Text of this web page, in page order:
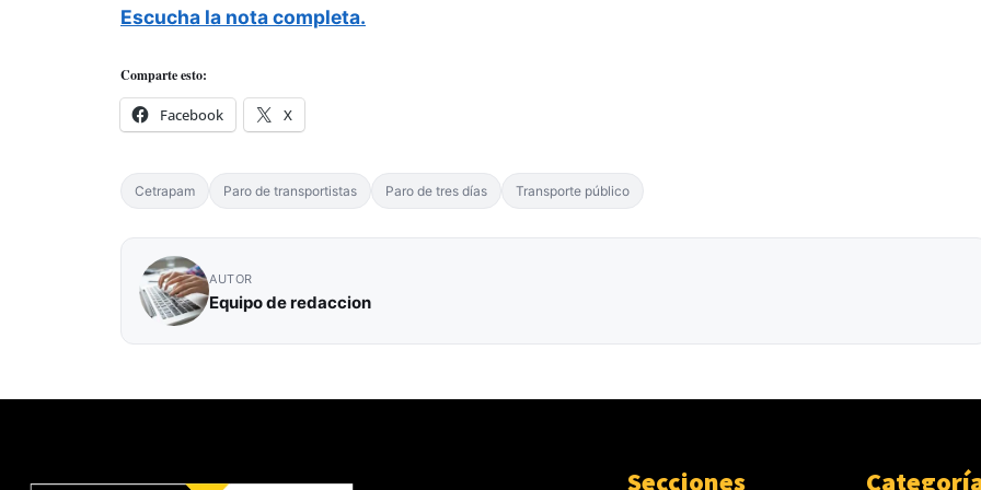
Escucha la nota completa.
Comparte esto:
Facebook X
Cetrapam Paro de transportistas Paro de tres días Transporte público
AUTOR
Equipo de redaccion
Secciones